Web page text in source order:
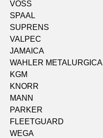
VOSS
SPAAL
SUPRENS
VALPEC
JAMAICA
WAHLER METALURGICA
KGM
KNORR
MANN
PARKER
FLEETGUARD
WEGA